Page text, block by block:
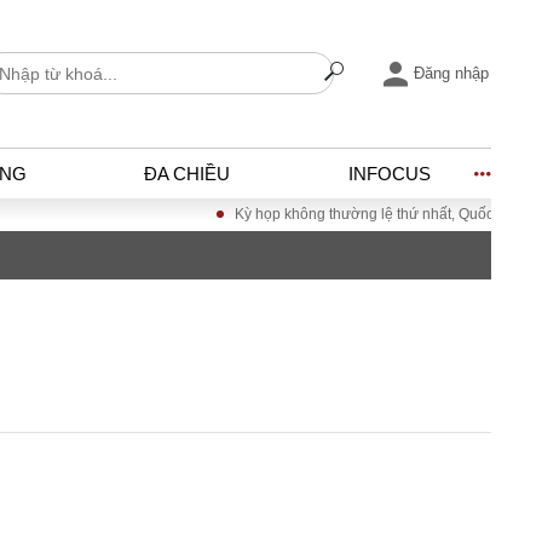
Đăng nhập
ĐA CHIỀU INFOCUS
– Đô thị
Kỳ họp không thường lệ thứ nhất, Quốc hội khóa